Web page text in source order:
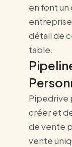
en font
détail de
table.
Pipedrive
créer et
de vente
vente